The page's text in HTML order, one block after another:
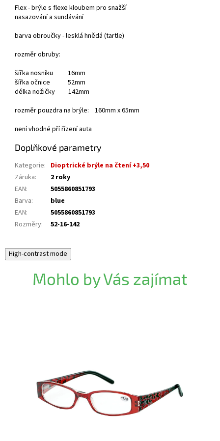
Flex - brýle s flexe kloubem pro snažší
nasazování a sundávání
barva obroučky - lesklá hnědá (tartle)
rozměr obruby:
šířka nosníku 16mm
šířka očnice 52mm
délka nožičky 142mm
rozměr pouzdra na brýle: 160mm x 65mm
není vhodné pří řízení auta
Doplňkové parametry
Kategorie: Dioptrické brýle na čtení +3,50
Záruka:
2 roky
EAN:
5055860851793
Barva:
blue
EAN:
5055860851793
Rozměry: 52-16-142
High-contrast mode
Mohlo by Vás zajímat